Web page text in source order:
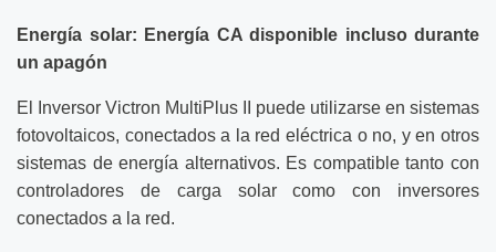
Energía solar: Energía CA disponible incluso durante
un apagón
El Inversor Victron MultiPlus II puede utilizarse en sistemas
fotovoltaicos, conectados a la red eléctrica o no, y en otros
sistemas de energía alternativos. Es compatible tanto con
controladores de carga solar como con inversores
conectados a la red.